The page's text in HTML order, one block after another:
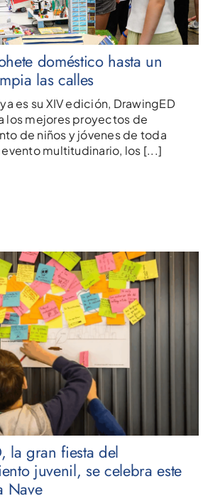
doméstico hasta un
las calles
es su XIV edición, DrawingED
los mejores proyectos de
de niños y jóvenes de toda
evento multitudinario, los [...]
la gran fiesta del
juvenil, se celebra este
Nave